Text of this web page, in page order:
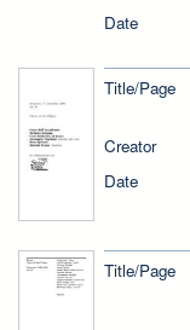
Date
Title/Page
Creator
Date
Title/Page